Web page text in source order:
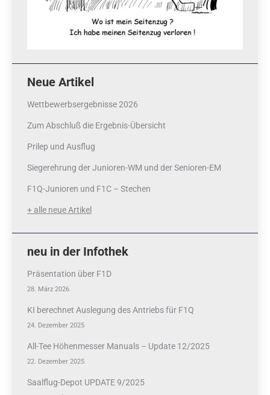
Neue Artikel
Wettbewerbsergebnisse 2026
Zum Abschluß die Ergebnis-Übersicht
Prilep und Ausflug
Siegerehrung der Junioren-WM und der Senioren-EM
F1Q-Junioren und F1C – Stechen
+ alle neue Artikel
neu in der Infothek
Präsentation über F1D
28. März 2026
KI berechnet Auslegung des Antriebs für F1Q
24. Dezember 2025
All-Tee Höhenmesser Manuals – Update 12/2025
22. Dezember 2025
Saalflug-Depot UPDATE 9/2025